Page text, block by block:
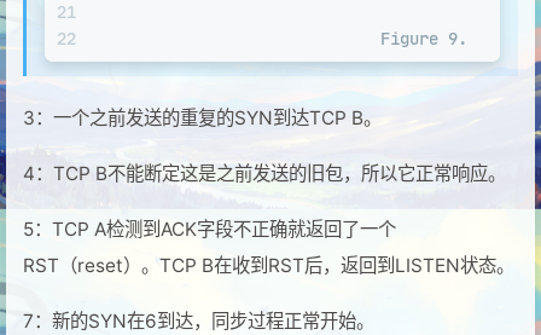
21
22
                             Figure 9.
3：一个之前发送的重复的SYN到达TCP B。
4：TCP B不能断定这是之前发送的旧包，所以它正常响应。
5：TCP A检测到ACK字段不正确就返回了一个
RST（reset）。TCP B在收到RST后，返回到LISTEN状态。
7：新的SYN在6到达，同步过程正常开始。